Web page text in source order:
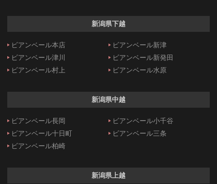
新潟県下越
ビアンベール本店
ビアンベール新津
ビアンベール津川
ビアンベール新発田
ビアンベール村上
ビアンベール水原
新潟県中越
ビアンベール長岡
ビアンベール小千谷
ビアンベール十日町
ビアンベール三条
ビアンベール柏崎
新潟県上越